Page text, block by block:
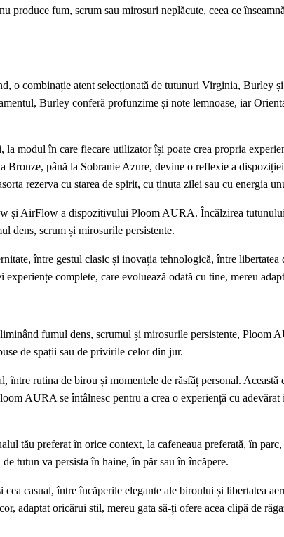
fum, scrum sau mirosuri neplăcute, ceea ce
o combinație atent selecționată de tutunuri Virginia, Burley
Burley conferă profunzime și note lemnoase, iar
modul în care fiecare utilizator își poate crea propria
Bronze, până la Sobranie Azure, devine o reflexie a
rezerva cu starea de spirit, cu ținuta zilei sau cu energia
și AirFlow a dispozitivului Ploom AURA. Încălzirea
dens, scrum și mirosurile persistente.
între gestul clasic și inovația tehnologică, între libertatea
complete, care evoluează odată cu tine, mereu
fumul dens, scrumul și mirosurile persistente, Ploom
de spații sau de privirile celor din jur.
rutina de birou și momentele de răsfăț personal. Această
AURA se întâlnesc pentru a crea o experiență cu adevărat
tău preferat în orice context, la cafeneaua preferată, în
tutun va persista în haine, în păr sau în încăpere.
casual, între încăperile elegante ale biroului și libertatea
adaptat oricărui stil, mereu gata să-ți ofere acea clipă de